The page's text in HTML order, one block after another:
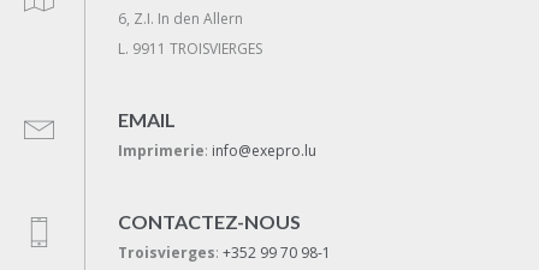
6, Z.I. In den Allern
L. 9911 TROISVIERGES
EMAIL
Imprimerie: info@exepro.lu
CONTACTEZ-NOUS
Troisvierges: +352 99 70 98-1